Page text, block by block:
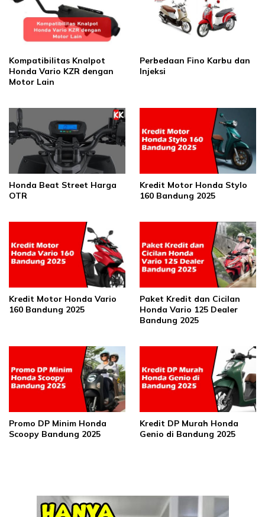
Kompatibilitas Knalpot
Honda Vario KZR dengan
Motor Lain
Perbedaan Fino Karbu dan
Injeksi
Honda Beat Street Harga
OTR
Kredit Motor Honda Stylo
160 Bandung 2025
Kredit Motor Honda Vario
160 Bandung 2025
Paket Kredit dan Cicilan
Honda Vario 125 Dealer
Bandung 2025
Promo DP Minim Honda
Scoopy Bandung 2025
Kredit DP Murah Honda
Genio di Bandung 2025